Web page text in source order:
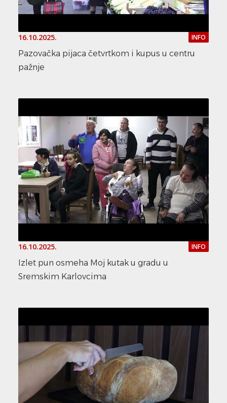
16.10.2025. INFO
Pazovačka pijaca četvrtkom i kupus u centru
pažnje
16.10.2025. INFO
Izlet pun osmeha Moj kutak u gradu u
Sremskim Karlovcima